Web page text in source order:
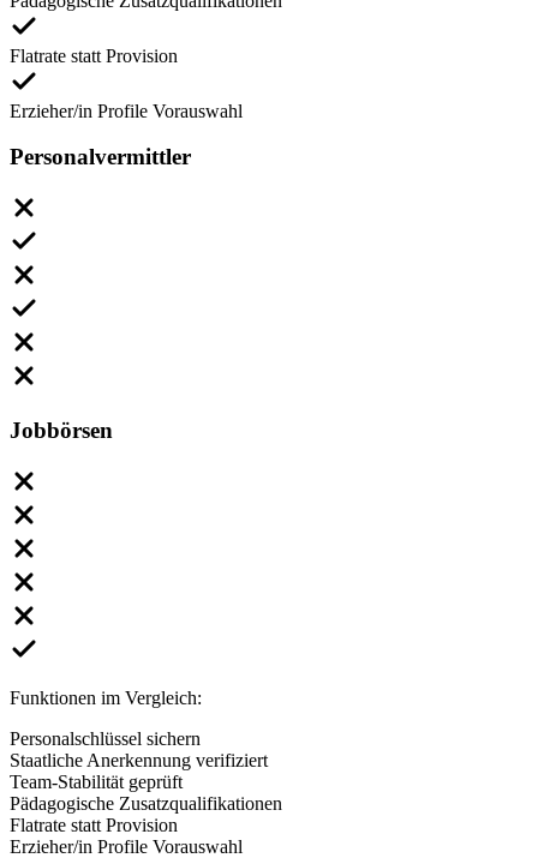
Flatrate statt Provision
Erzieher/in Profile Vorauswahl
Personalvermittler
Jobbörsen
Funktionen im Vergleich:
Personalschlüssel sichern
Staatliche Anerkennung verifiziert
Team-Stabilität geprüft
Pädagogische Zusatzqualifikationen
Flatrate statt Provision
Erzieher/in Profile Vorauswahl